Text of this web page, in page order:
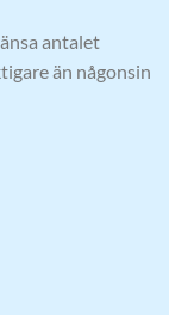
antalet
än någonsin